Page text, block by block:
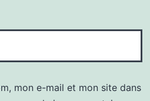
mon e-mail et mon site dans